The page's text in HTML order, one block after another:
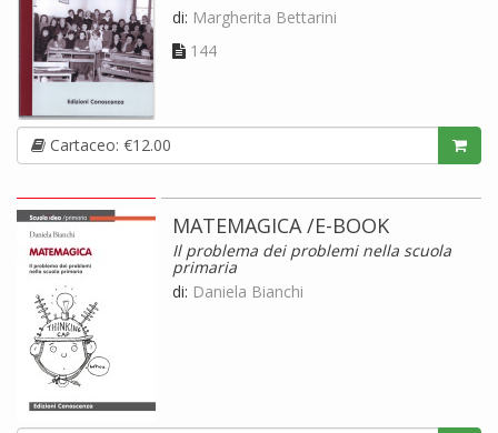
di: Margherita Bettarini
144
Cartaceo: €12.00
MATEMAGICA /E-BOOK
Il problema dei problemi nella scuola
primaria
di: Daniela Bianchi